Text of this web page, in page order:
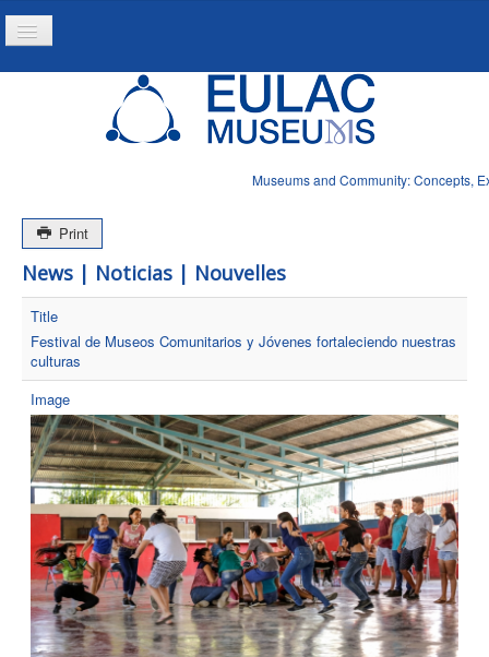
Museums and Community: Concepts,
Toggle
Navigation
Print
News | Noticias | Nouvelles
Title
Festival de Museos Comunitarios y Jóvenes fortaleciendo nuestras
culturas
Image